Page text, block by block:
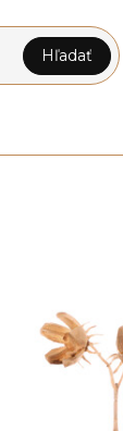
Hľadať